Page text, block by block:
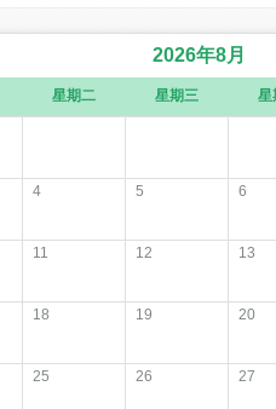
2026年8月
星期二 星期三 星
4 5 6
11 12 13
18 19 20
25 26 27